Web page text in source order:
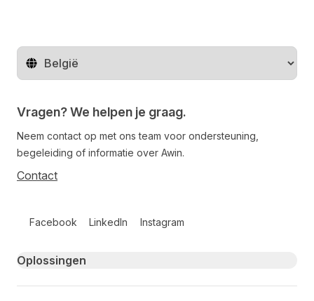
Regio wijzigen
Vragen? We helpen je graag.
Neem contact op met ons team voor ondersteuning,
begeleiding of informatie over Awin.
Contact
Facebook LinkedIn Instagram
Primary footer navigation
Oplossingen